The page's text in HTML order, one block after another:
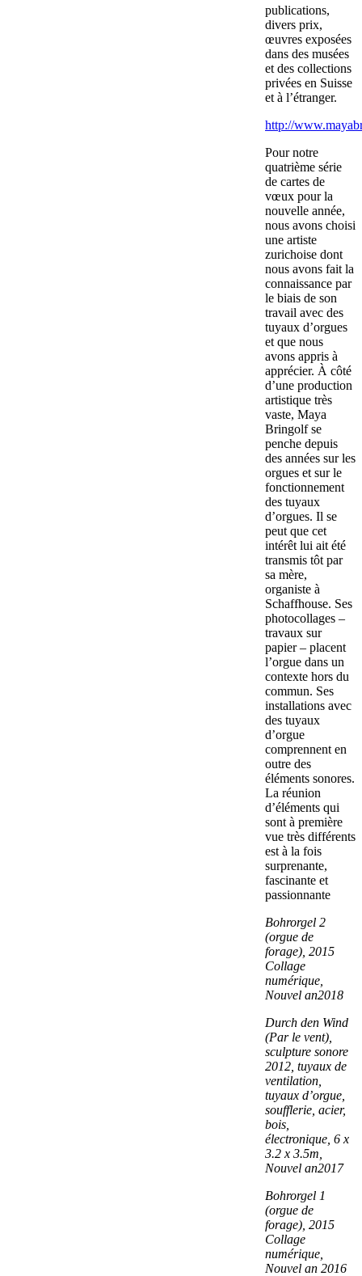
publications,
divers prix,
œuvres exposées
dans des musées
et des collections
privées en Suisse
et à l’étranger.
http://
Pour notre
quatrième série
de cartes de
vœux pour la
nouvelle année,
nous avons choisi
une artiste
zurichoise dont
nous avons fait la
connaissance par
le biais de son
travail avec des
tuyaux d’orgues
et que nous
avons appris à
apprécier. À côté
d’une production
artistique très
vaste, Maya
Bringolf se
penche depuis
des années sur les
orgues et sur le
fonctionnement
des tuyaux
d’orgues. Il se
peut que cet
intérêt lui ait été
transmis tôt par
sa mère,
organiste à
Schaffhouse. Ses
photocollages –
travaux sur
papier – placent
l’orgue dans un
contexte hors du
commun. Ses
installations avec
des tuyaux
d’orgue
comprennent en
outre des
éléments sonores.
La réunion
d’éléments qui
sont à première
vue très différents
est à la fois
surprenante,
fascinante et
passionnante
Bohrorgel 2
(orgue de
forage), 2015
Collage
numérique,
Nouvel an2018
Durch den Wind
(Par le vent),
sculpture sonore
2012, tuyaux de
ventilation,
tuyaux d’orgue,
soufflerie, acier,
bois,
électronique, 6 x
3.2 x 3.5m,
Nouvel an2017
Bohrorgel 1
(orgue de
forage), 2015
Collage
numérique,
Nouvel an 2016